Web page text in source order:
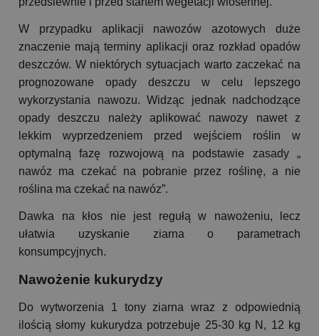
W przypadku aplikacji nawozów azotowych duże
znaczenie mają terminy aplikacji oraz rozkład opadów
deszczów. W niektórych sytuacjach warto zaczekać na
prognozowane opady deszczu w celu lepszego
wykorzystania nawozu. Widząc jednak nadchodzące
opady deszczu należy aplikować nawozy nawet z
lekkim wyprzedzeniem przed wejściem roślin w
optymalną fazę rozwojową na podstawie zasady „
nawóz ma czekać na pobranie przez roślinę, a nie
roślina ma czekać na nawóz”.
Dawka na kłos nie jest regułą w nawożeniu, lecz
ułatwia uzyskanie ziarna o parametrach
konsumpcyjnych.
Nawożenie kukurydzy
Do wytworzenia 1 tony ziarna wraz z odpowiednią
ilością słomy kukurydza potrzebuje 25-30 kg N, 12 kg